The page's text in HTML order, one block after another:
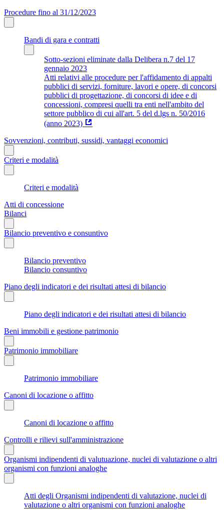
Procedure fino al 31/12/2023
Bandi di gara e contratti
Sotto-sezioni eliminate dalla Delibera n.7 del 17
gennaio 2023
Atti relativi alle procedure per l'affidamento di appalti
pubblici di servizi, forniture, lavori e opere, di concorsi
pubblici di progettazione, di concorsi di idee e di
concessioni, compresi quelli tra enti nell'ambito del
settore pubblico di cui all'art. 5 del d.lgs n. 50/2016
(anno 2023)
Sovvenzioni, contributi, sussidi, vantaggi economici
Criteri e modalità
Criteri e modalità
Atti di concessione
Bilanci
Bilancio preventivo e consuntivo
Bilancio preventivo
Bilancio consuntivo
Piano degli indicatori e dei risultati attesi di bilancio
Piano degli indicatori e dei risultati attesi di bilancio
Beni immobili e gestione patrimonio
Patrimonio immobiliare
Patrimonio immobiliare
Canoni di locazione o affitto
Canoni di locazione o affitto
Controlli e rilievi sull'amministrazione
Organismi indipendenti di valutuazione, nuclei di valutazione o altri
organismi con funzioni analoghe
Atti degli Organismi indipendenti di valutazione, nuclei di
valutazione o altri organismi con funzioni analoghe